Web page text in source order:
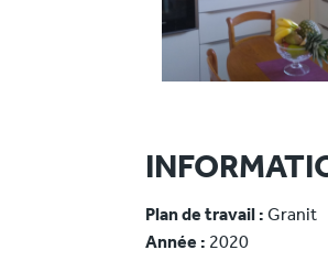
Plan de travail : Granit
Année : 2020